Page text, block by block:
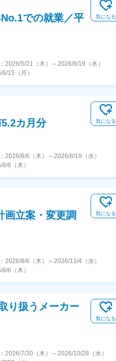
での就業／平
気になる
2026/5/21（木） ～2026/8/19（水）
15（月）
カ月分 気になる
2026/8/6（木） ～2026/8/19（水）
6（木）
画立案・変更調
気になる
2026/8/6（木） ～2026/11/4（水）
6（木）
り扱うメーカー
気になる
2026/7/30（木） ～2026/10/28（水）